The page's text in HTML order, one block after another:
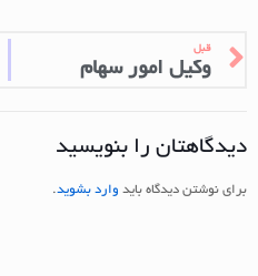
قبل
وکیل امور سهام
دیدگاهتان را بنویسید
برای نوشتن دیدگاه باید وارد بشوید.